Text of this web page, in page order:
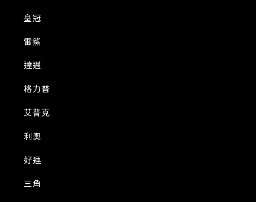
皇冠
雷鯊
達邁
格力普
艾普克
利奧
好運
三角